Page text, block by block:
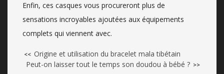
Enfin, ces casques vous procureront plus de
sensations incroyables ajoutées aux équipements
complets qui viennent avec.
<< Origine et utilisation du bracelet mala tibétain
Peut-on laisser tout le temps son doudou à bébé ? >>